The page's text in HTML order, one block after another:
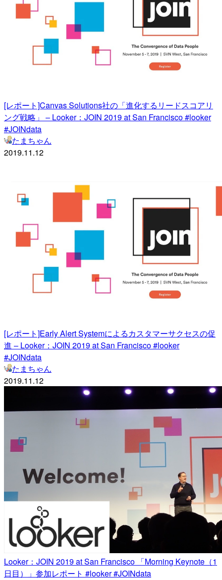
[レポート]Canvas Solutions社の「進化するリードスコアリ
ング戦略」 – Looker：JOIN 2019 at San Francisco #looker
#JOINdata
たまちゃん
2019.11.12
[レポート]Early Alert Systemによるカスタマーサクセスの促
進 – Looker：JOIN 2019 at San Francisco #looker
#JOINdata
たまちゃん
2019.11.12
Looker：JOIN 2019 at San Francisco 「Morning Keynote（1
日目）」参加レポート #looker #JOINdata